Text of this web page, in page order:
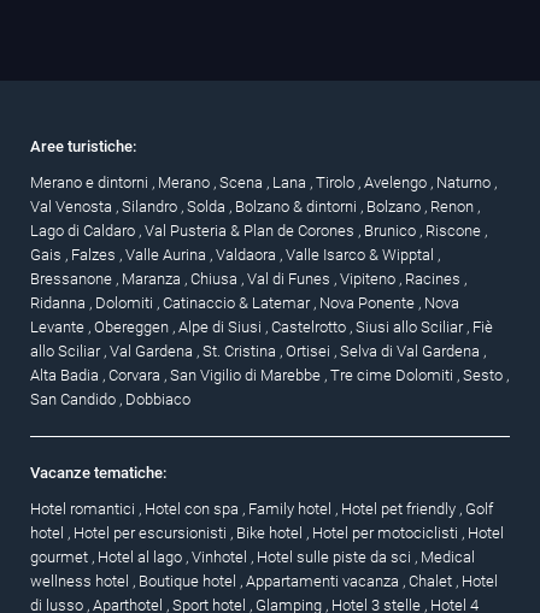
Aree turistiche:
Merano e dintorni , Merano , Scena , Lana , Tirolo , Avelengo , Naturno ,
Val Venosta , Silandro , Solda , Bolzano & dintorni , Bolzano , Renon ,
Lago di Caldaro , Val Pusteria & Plan de Corones , Brunico , Riscone ,
Gais , Falzes , Valle Aurina , Valdaora , Valle Isarco & Wipptal ,
Bressanone , Maranza , Chiusa , Val di Funes , Vipiteno , Racines ,
Ridanna , Dolomiti , Catinaccio & Latemar , Nova Ponente , Nova
Levante , Obereggen , Alpe di Siusi , Castelrotto , Siusi allo Sciliar , Fiè
allo Sciliar , Val Gardena , St. Cristina , Ortisei , Selva di Val Gardena ,
Alta Badia , Corvara , San Vigilio di Marebbe , Tre cime Dolomiti , Sesto ,
San Candido , Dobbiaco
Vacanze tematiche:
Hotel romantici , Hotel con spa , Family hotel , Hotel pet friendly , Golf
hotel , Hotel per escursionisti , Bike hotel , Hotel per motociclisti , Hotel
gourmet , Hotel al lago , Vinhotel , Hotel sulle piste da sci , Medical
wellness hotel , Boutique hotel , Appartamenti vacanza , Chalet , Hotel
di lusso , Aparthotel , Sport hotel , Glamping , Hotel 3 stelle , Hotel 4